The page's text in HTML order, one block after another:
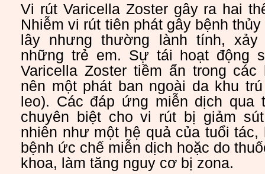
Vi rút Varicella Zoster gây ra hai
Nhiễm vi rút tiên phát gây bệnh
lây nhưng thường lành tính,
những trẻ em. Sự tái hoạt động
Varicella Zoster tiềm ẩn trong
nên một phát ban ngoài da khu
leo). Các đáp ứng miễn dịch qua
chuyên biệt cho vi rút bị giảm
nhiên như một hệ quả của tuổi tác,
bệnh ức chế miễn dịch hoặc do
khoa, làm tăng nguy cơ bị zona.